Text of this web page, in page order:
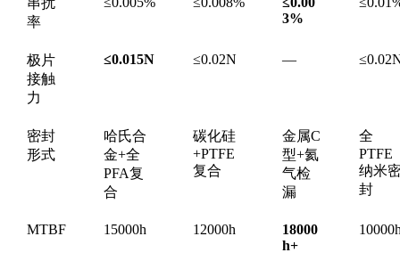
率
3%
极片
接触
力
≤0.015N ≤0.02N —
密封
形式
哈氏合
金+全
PFA复
合
碳化硅
+PTFE
复合
金属C
型+氦
气检
漏
全
PTFE
纳米
封
MTBF 15000h 12000h
18000
h+